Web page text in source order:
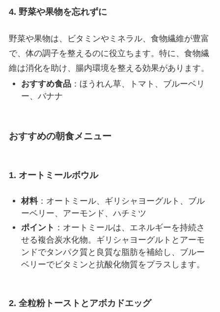
4. 野菜や果物を忘れずに
野菜や果物は、ビタミンやミネラル、食物繊維が豊富
で、体の調子を整えるのに役立ちます。特に、食物繊
維は消化を助け、腸内環境を整える効果があります。
おすすめ食品 ：ほうれん草、トマト、ブルーベリ
ー、バナナ
おすすめの朝食メニュー
1. オートミールボウル
材料：オートミール、ギリシャヨーグルト、ブル
ーベリー、アーモンド、ハチミツ
ポイント ：オートミールは、エネルギーを持続さ
せる複合炭水化物。ギリシャヨーグルトとアーモ
ンドでタンパク質と良質な脂肪を補給し、ブルー
ベリーでビタミンと抗酸化物質をプラスします。
2. 全粒粉トーストとアボカドエッグ